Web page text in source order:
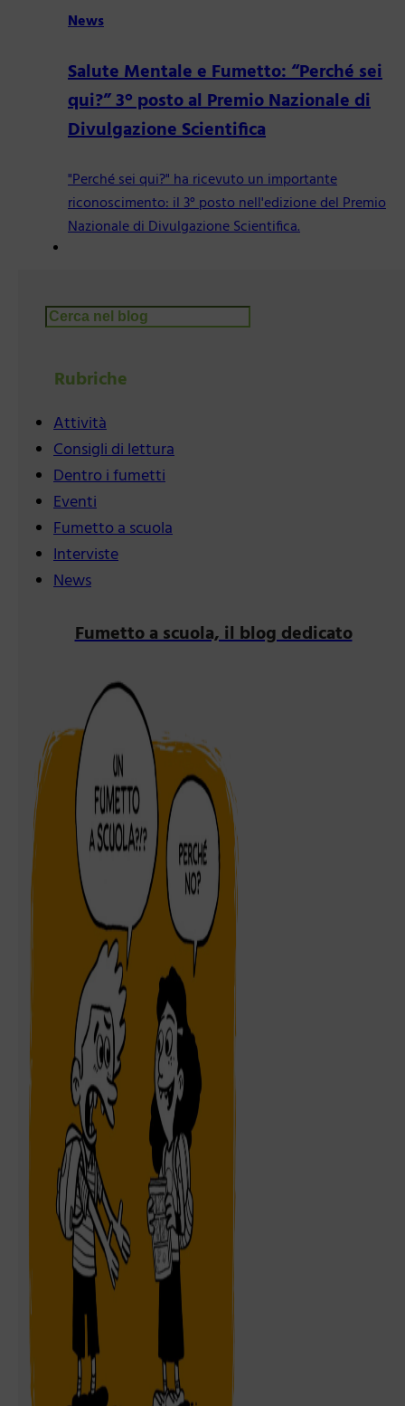
News
Salute Mentale e Fumetto: “Perché sei
qui?” 3° posto al Premio Nazionale di
Divulgazione Scientifica
"Perché sei qui?" ha ricevuto un importante
riconoscimento: il 3° posto nell'edizione del Premio
Nazionale di Divulgazione Scientifica.
Cerca
Rubriche
Attività
Consigli di lettura
Dentro i fumetti
Eventi
Fumetto a scuola
Interviste
News
Fumetto a scuola, il blog dedicato